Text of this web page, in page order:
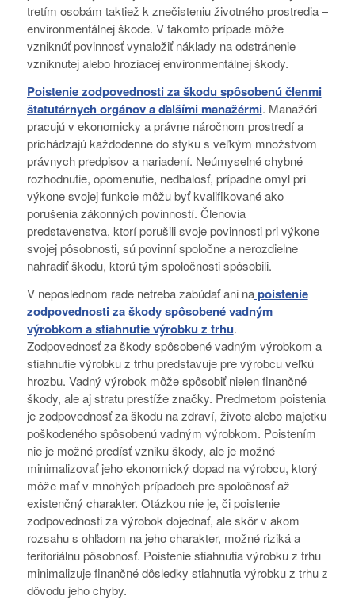
tretím osobám taktiež k znečisteniu životného prostredia –
environmentálnej škode. V takomto prípade môže
vzniknúť povinnosť vynaložiť náklady na odstránenie
vzniknutej alebo hroziacej environmentálnej škody.
Poistenie zodpovednosti za škodu spôsobenú členmi
štatutárnych orgánov a ďalšími manažérmi. Manažéri
pracujú v ekonomicky a právne náročnom prostredí a
prichádzajú každodenne do styku s veľkým množstvom
právnych predpisov a nariadení. Neúmyselné chybné
rozhodnutie, opomenutie, nedbalosť, prípadne omyl pri
výkone svojej funkcie môžu byť kvalifikované ako
porušenia zákonných povinností. Členovia
predstavenstva, ktorí porušili svoje povinnosti pri výkone
svojej pôsobnosti, sú povinní spoločne a nerozdielne
nahradiť škodu, ktorú tým spoločnosti spôsobili.
V neposlednom rade netreba zabúdať ani napoistenie
zodpovednosti za škody spôsobené vadným
výrobkom a stiahnutie výrobku z trhu.
Zodpovednosť za škody spôsobené vadným výrobkom a
stiahnutie výrobku z trhu predstavuje pre výrobcu veľkú
hrozbu. Vadný výrobok môže spôsobiť nielen finančné
škody, ale aj stratu prestíže značky. Predmetom poistenia
je zodpovednosť za škodu na zdraví, živote alebo majetku
poškodeného spôsobenú vadným výrobkom. Poistením
nie je možné predísť vzniku škody, ale je možné
minimalizovať jeho ekonomický dopad na výrobcu, ktorý
môže mať v mnohých prípadoch pre spoločnosť až
existenčný charakter. Otázkou nie je, či poistenie
zodpovednosti za výrobok dojednať, ale skôr v akom
rozsahu s ohľadom na jeho charakter, možné riziká a
teritoriálnu pôsobnosť. Poistenie stiahnutia výrobku z trhu
minimalizuje finančné dôsledky stiahnutia výrobku z trhu z
dôvodu jeho chyby.